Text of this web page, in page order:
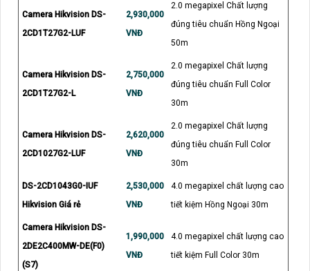
Camera Hikvision DS-
2CD1T27G2-LUF
2,930,000
VNĐ
2.0 megapixel Chất lượng
đúng tiêu chuẩn Hồng Ngoại
50m
Camera Hikvision DS-
2CD1T27G2-L
2,750,000
VNĐ
2.0 megapixel Chất lượng
đúng tiêu chuẩn Full Color
30m
Camera Hikvision DS-
2CD1027G2-LUF
2,620,000
VNĐ
2.0 megapixel Chất lượng
đúng tiêu chuẩn Full Color
30m
DS-2CD1043G0-IUF
Hikvision Giá rẻ
2,530,000
VNĐ
4.0 megapixel chất lượng cao
tiết kiệm Hồng Ngoại 30m
Camera Hikvision DS-
2DE2C400MW-DE(F0)
(S7)
1,990,000
VNĐ
4.0 megapixel chất lượng cao
tiết kiệm Full Color 30m